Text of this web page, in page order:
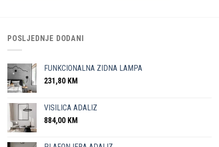
POSLJEDNJE DODANI
FUNKCIONALNA ZIDNA LAMPA
231,80 KM
VISILICA ADALIZ
884,00 KM